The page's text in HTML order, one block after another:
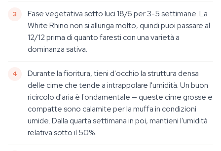
Fase vegetativa sotto luci 18/6 per 3-5 settimane. La
White Rhino non si allunga molto, quindi puoi passare al
12/12 prima di quanto faresti con una varietà a
dominanza sativa.
Durante la fioritura, tieni d'occhio la struttura densa
delle cime che tende a intrappolare l'umidità. Un buon
ricircolo d'aria è fondamentale — queste cime grosse e
compatte sono calamite per la muffa in condizioni
umide. Dalla quarta settimana in poi, mantieni l'umidità
relativa sotto il 50%.